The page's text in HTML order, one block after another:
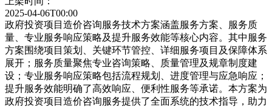
2025-04-06T00:00
政府投资项目造价咨询服务技术方案涵盖服务方案、服务质
量、专业服务响应策略及提升服务效能等核心内容。其中服务
方案围绕项目策划、关键环节管控、详细服务项目及保障体系
展开；服务质量聚焦专业咨询策略、质量管理及规章制度建
设；专业服务响应策略包括流程规划、进度管理与应急响应；
提升服务效能明确了高效响应、便利性服务等承诺。本方案为
政府投资项目造价咨询服务提供了全面系统的技术指导，助力